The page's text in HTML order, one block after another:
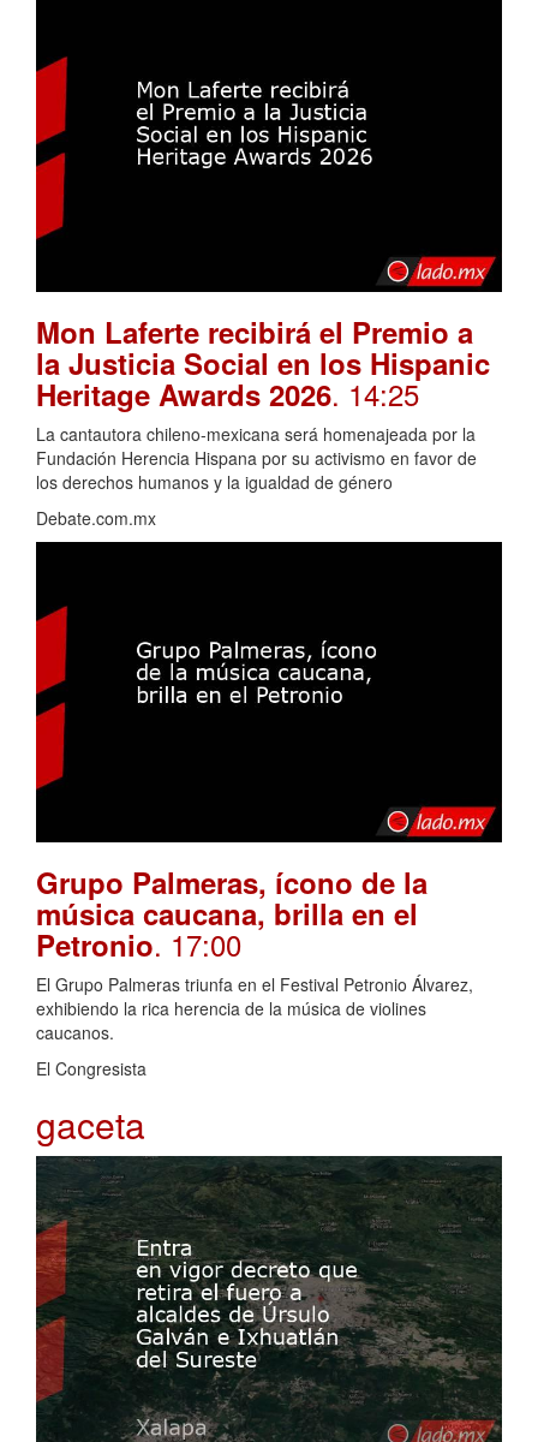
Mon Laferte recibirá el Premio a
la Justicia Social en los Hispanic
Heritage Awards 2026. 14:25
La cantautora chileno-mexicana será homenajeada por la
Fundación Herencia Hispana por su activismo en favor de
los derechos humanos y la igualdad de género
Debate.com.mx
Grupo Palmeras, ícono de la
música caucana, brilla en el
Petronio. 17:00
El Grupo Palmeras triunfa en el Festival Petronio Álvarez,
exhibiendo la rica herencia de la música de violines
caucanos.
El Congresista
gaceta